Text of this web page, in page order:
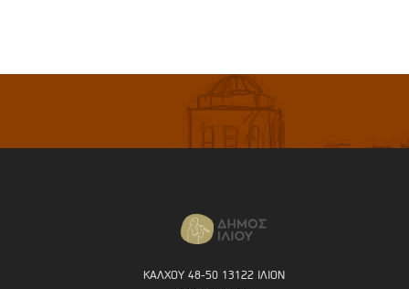
ΚΑΛΧΟΥ 48-50 13122 ΙΛΙΟΝ